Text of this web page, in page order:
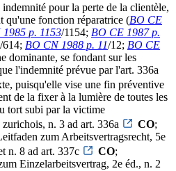
pour la perte de la clientèle,
qu'une fonction réparatrice (BO CE
1985 p. 1153/1154; BO CE 1987 p.
/614; BO CN 1988 p. 11/12; BO CE
dominante, se fondant sur les
l'indemnité prévue par l'art. 336a
puisqu'elle vise une fin préventive
de la fixer à la lumière de toutes les
tort subi par la victime
n. 3 ad art. 336a
CO;
zum Arbeitsvertragsrecht, 5e
n. 8 ad art. 337c CO;
Einzelarbeitsvertrag, 2e éd., n. 2